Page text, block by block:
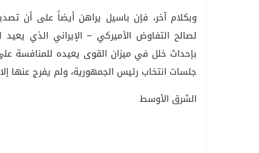
وبكلام آخر، فإن باسيل يراهن أيضاً على أن
لصالح التفاوض الأميركي – الإيراني الذي يعيد
بإحداث خلل في ميزان القوى يعيده للمنافسة
جلسات انتخاب رئيس الجمهورية، ولم يفرج عنها
الشرق الأوسط